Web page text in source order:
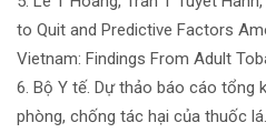
to Quit and Predictive Factors
Vietnam: Findings From Adult
6. Bộ Y tế. Dự thảo báo cáo tổng
phòng, chống tác hại của thuốc lá.